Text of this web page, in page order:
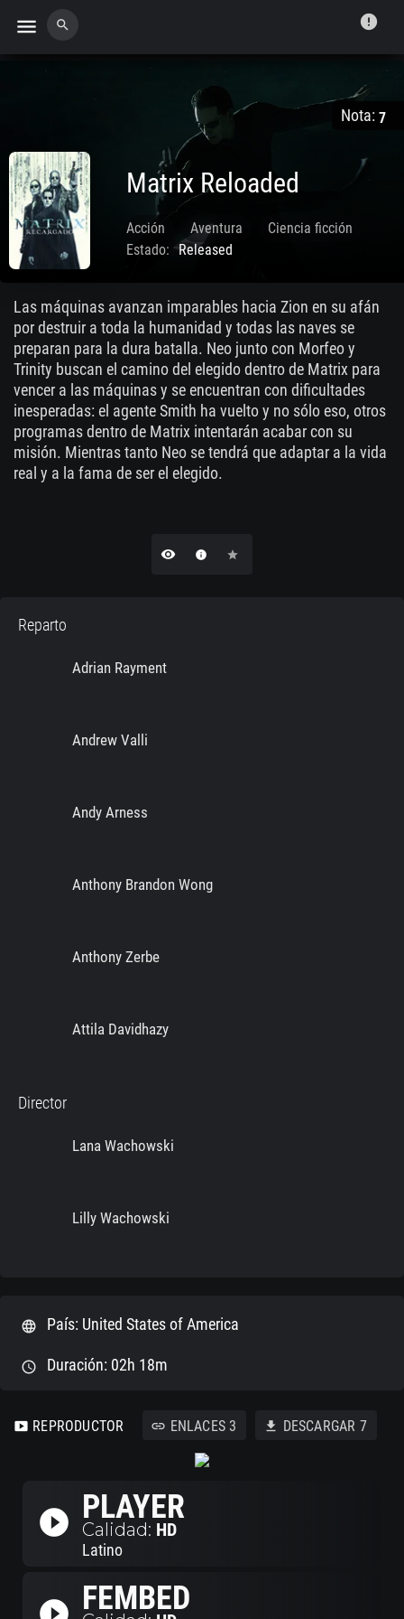
menu search error
Nota: 7
Matrix Reloaded
Acción Aventura
Ciencia ficción
Suspense
May. 15 2003
Estado: Released
Las máquinas avanzan imparables hacia Zion en su afán
por destruir a toda la humanidad y todas las naves se
preparan para la dura batalla. Neo junto con Morfeo y
Trinity buscan el camino del elegido dentro de Matrix para
vencer a las máquinas y se encuentran con dificultades
inesperadas: el agente Smith ha vuelto y no sólo eso, otros
programas dentro de Matrix intentarán acabar con su
misión. Mientras tanto Neo se tendrá que adaptar a la vida
real y a la fama de ser el elegido.
remove_red_eye info star
Reparto
Adrian Rayment
Andrew Valli
Andy Arness
Anthony Brandon Wong
Anthony Zerbe
Attila Davidhazy
Director
Lana Wachowski
Lilly Wachowski
language País: United States of America
schedule Duración: 02h 18m
smart_display REPRODUCTOR link ENLACES 3 download DESCARGAR 7
play_circle_filled PLAYER
Calidad: HD
Latino
FEMBED